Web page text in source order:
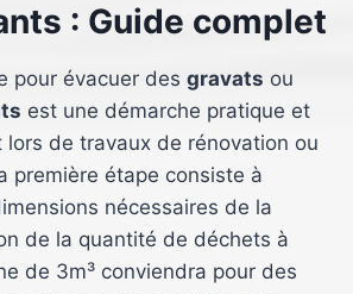
: Guide complet
pour évacuer des gravats ou
est une démarche pratique et
de travaux de rénovation ou
première étape consiste à
nécessaires de la
de la quantité de déchets à
de 3m³ conviendra pour des